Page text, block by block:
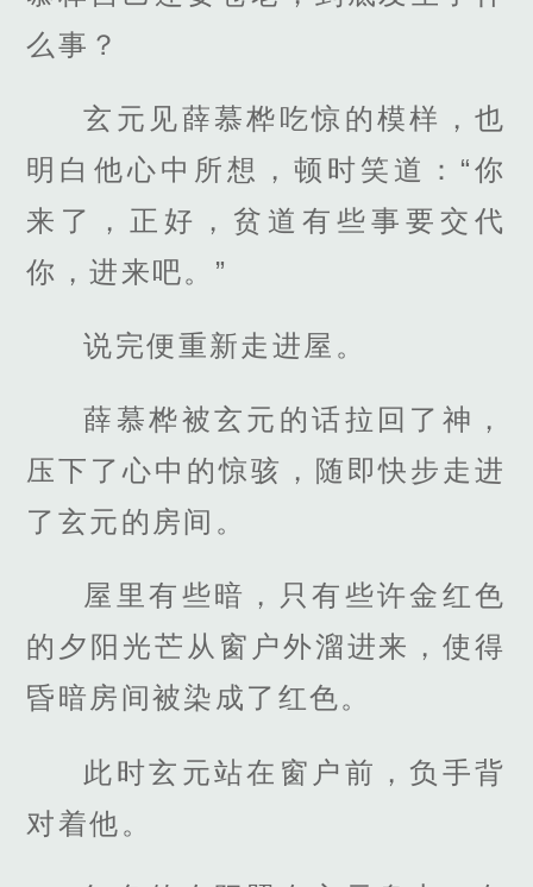
么事？
玄元见薛慕桦吃惊的模样，也
明白他心中所想，顿时笑道：“你
来了，正好，贫道有些事要交代
你，进来吧。”
说完便重新走进屋。
薛慕桦被玄元的话拉回了神，
压下了心中的惊骇，随即快步走进
了玄元的房间。
屋里有些暗，只有些许金红色
的夕阳光芒从窗户外溜进来，使得
昏暗房间被染成了红色。
此时玄元站在窗户前，负手背
对着他。